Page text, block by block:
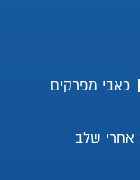
כאבי מפרקים
אחרי שלב